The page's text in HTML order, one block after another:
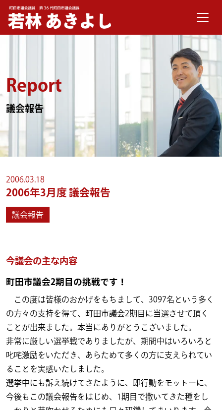
メインナビゲーション
Report
議会報告
2006.03.18
2006年3月度 議会報告
議会報告
今議会の主な内容
町田市議会2期目の挑戦です！
この度は皆様のおかげをもちまして、3097名という多く
の方々の支持を得て、町田市議会2期目に当選させて頂く
ことが出来ました。本当にありがとうこざいました。
非常に厳しい選挙戦でありましたが、期間中はいろいろと
叱咤激励をいただき、あらためて多くの方に支えられてい
ることを実感いたしました。
選挙中にも訴え続けてさたように、即行動をモットーに、
今後もこの議会報告をはじめ、1期目で撒いてきた種をし